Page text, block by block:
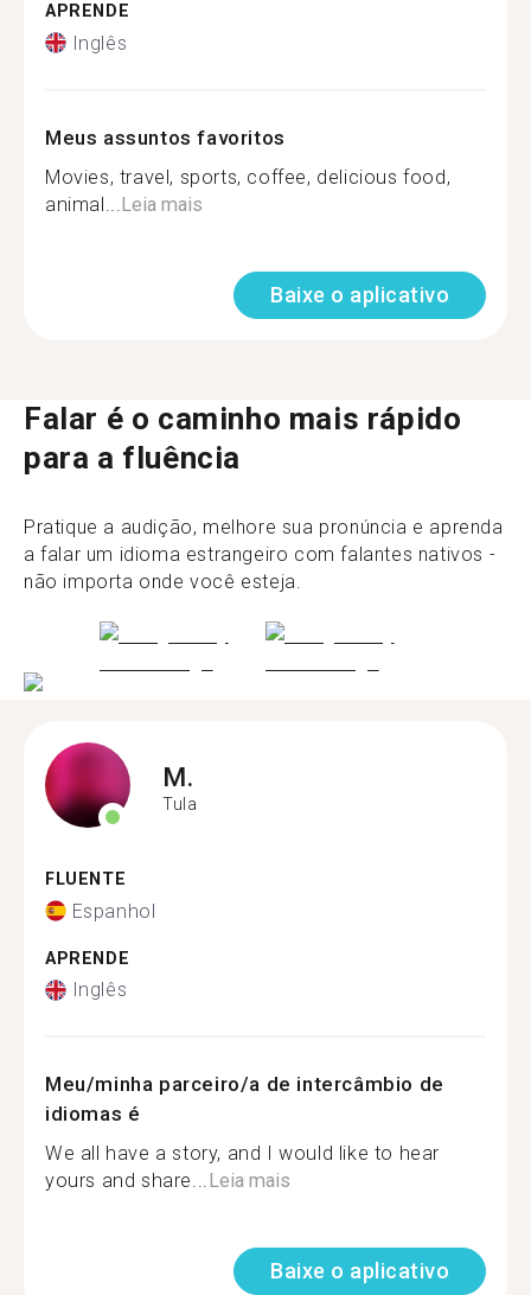
APRENDE
Inglês
Meus assuntos favoritos
Movies, travel, sports, coffee, delicious food,
animal... Leia mais
Baixe o aplicativo
Falar é o caminho mais rápido
para a fluência
Pratique a audição, melhore sua pronúncia e aprenda
a falar um idioma estrangeiro com falantes nativos -
não importa onde você esteja.
M.
Tula
FLUENTE
Espanhol
APRENDE
Inglês
Meu/minha parceiro/a de intercâmbio de
idiomas é
We all have a story, and I would like to hear
yours and share...Leia mais
Baixe o aplicativo